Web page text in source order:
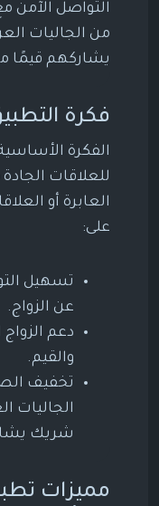
التواصل الآمن
من الجاليات
يشاركهم قيمًا
فكرة
الفكرة
للعلاقات
العابرة أو
على:
تسهيل
عن الزواج.
دعم الزواج
والقيم.
تخفيف
الجاليات
شريك
مميزات